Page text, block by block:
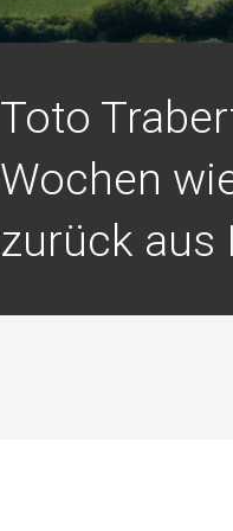
Toto
Wochen
zurück aus